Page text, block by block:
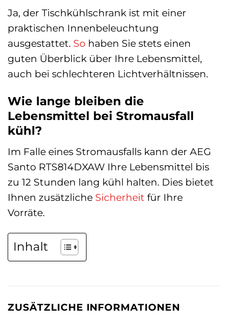
Ja, der Tischkühlschrank ist mit einer
praktischen Innenbeleuchtung
ausgestattet. So haben Sie stets einen
guten Überblick über Ihre Lebensmittel,
auch bei schlechteren Lichtverhältnissen.
Wie lange bleiben die
Lebensmittel bei Stromausfall
kühl?
Im Falle eines Stromausfalls kann der AEG
Santo RTS814DXAW Ihre Lebensmittel bis
zu 12 Stunden lang kühl halten. Dies bietet
Ihnen zusätzliche Sicherheit für Ihre
Vorräte.
Inhalt
ZUSÄTZLICHE INFORMATIONEN